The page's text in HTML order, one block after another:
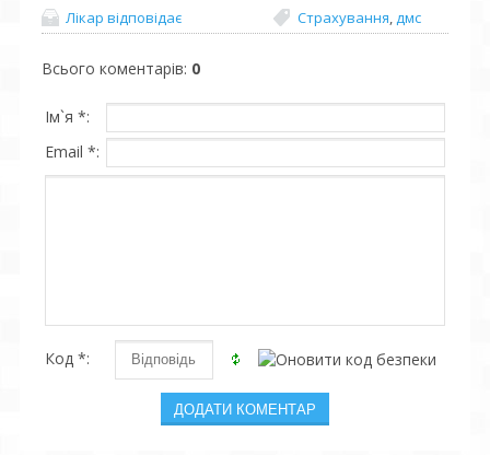
Лікар відповідає Страхування дмс
Всього коментарів: 0
Ім`я *:
Email *:
Код *: